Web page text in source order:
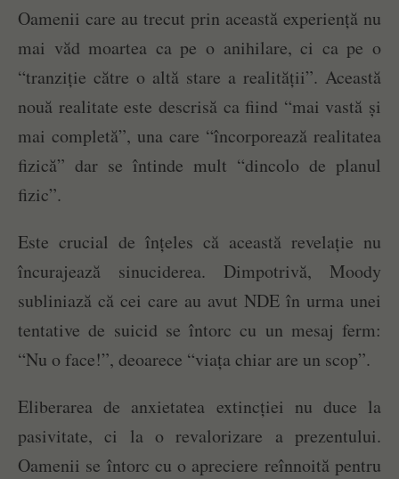
Oamenii care au trecut prin această experiență nu
mai văd moartea ca pe o anihilare, ci ca pe o
“tranziție către o altă stare a realității”. Această
nouă realitate este descrisă ca fiind “mai vastă și
mai completă”, una care “încorporează realitatea
fizică” dar se întinde mult “dincolo de planul
fizic”.
Este crucial de înțeles că această revelație nu
încurajează sinuciderea. Dimpotrivă, Moody
subliniază că cei care au avut NDE în urma unei
tentative de suicid se întorc cu un mesaj ferm:
“Nu o face!”, deoarece “viața chiar are un scop”.
Eliberarea de anxietatea extincției nu duce la
pasivitate, ci la o revalorizare a prezentului.
Oamenii se întorc cu o apreciere reînnoită pentru